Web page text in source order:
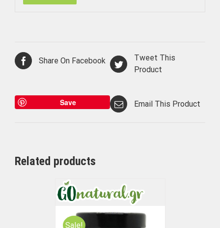
Share On Facebook
Tweet This
Product
Save Email This Product
Related products
Sale!